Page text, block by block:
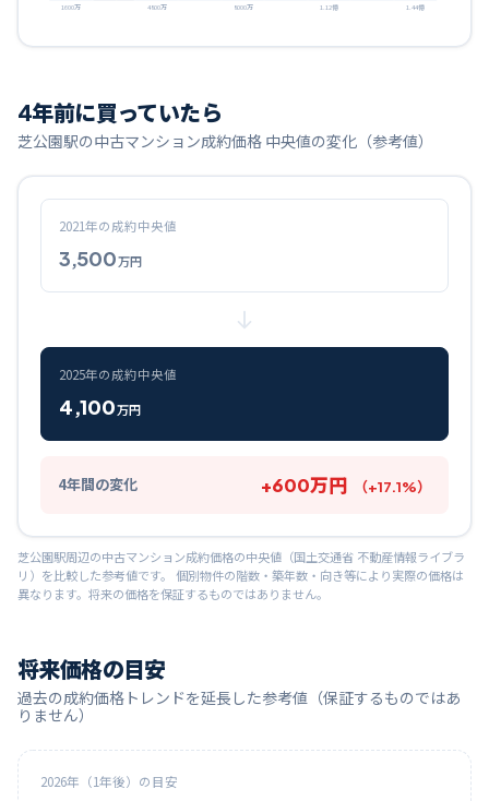
1600万 4800万 8000万 1.12億 1.44億
4年前に買っていたら
芝公園駅の中古マンション成約価格 中央値の変化（参考値）
2021年の成約中央値
3,500万円
2025年の成約中央値
4,100万円
4年間の変化 +600万円 （+17.1%）
芝公園駅周辺の中古マンション成約価格の中央値（国土交通省 不動産情報ライブラ
リ）を比較した参考値です。 個別物件の階数・築年数・向き等により実際の価格は
異なります。将来の価格を保証するものではありません。
将来価格の目安
過去の成約価格トレンドを延長した参考値（保証するものではあ
りません）
2026年（1年後）の目安